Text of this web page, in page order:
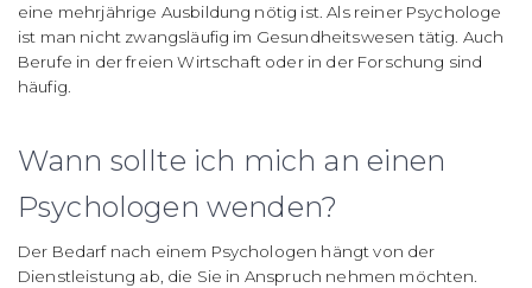
eine mehrjährige Ausbildung nötig ist. Als reiner Psychologe
ist man nicht zwangsläufig im Gesundheitswesen tätig. Auch
Berufe in der freien Wirtschaft oder in der Forschung sind
häufig.
Wann sollte ich mich an einen
Psychologen wenden?
Der Bedarf nach einem Psychologen hängt von der
Dienstleistung ab, die Sie in Anspruch nehmen möchten.